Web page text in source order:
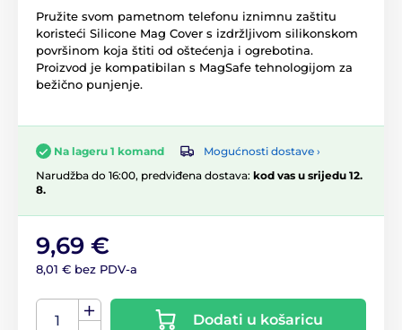
Pružite svom pametnom telefonu iznimnu zaštitu
koristeći Silicone Mag Cover s izdržljivom silikonskom
površinom koja štiti od oštećenja i ogrebotina.
Proizvod je kompatibilan s MagSafe tehnologijom za
bežično punjenje.
Na lageru 1 komand
Mogućnosti dostave ›
Narudžba do 16:00, predviđena dostava: kod vas u srijedu 12.
8.
9,69 €
8,01 € bez PDV-a
Dodati u košaricu